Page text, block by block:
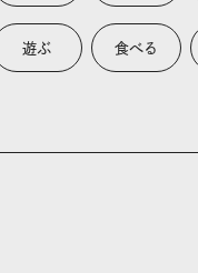
遊ぶ 食べる